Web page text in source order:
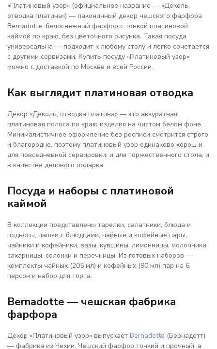
«Платиновый узор» (официальное название — «Деколь,
отводка платина») — лаконичный декор чешского фарфора
Bernadotte: белоснежный фарфор с тонкой платиновой
каймой по краю, без цветочного рисунка. Такая посуда
универсальна — подходит к любому столу и легко сочетается
с другими сервизами. Купить посуду «Платиновый узор»
можно с доставкой по Москве и всей России.
Как выглядит платиновая отводка
Декор «Деколь, отводка платина» — это аккуратная
платиновая полоса по краю изделия на чистом белом фоне.
Минималистичное оформление без росписи смотрится строго
и благородно, поэтому платиновый узор одинаково хорош и
для повседневной сервировки, и для торжественного стола, и
в качестве делового подарка.
Посуда и наборы с платиновой
каймой
В коллекции представлены тарелки, салатники, блюда и
подносы, чашки с блюдцами, чайные и кофейные пары,
чайники и кофейники, вазы, кувшины, лимонницы, молочники,
сахарницы, солонки и перечницы. Из готовых наборов —
комплекты чайных (205 мл) и кофейных (90 мл) пар на 6
персон и набор для торта.
Bernadotte — чешская фабрика
фарфора
Декор «Платиновый узор» выпускает Bernadotte (Бернадотт)
— фабрика из Чехии. Чешский фарфор тонкий и прочный, а